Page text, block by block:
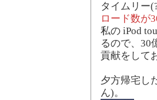
タイムリー
ロード数が
私の iPod
るので、30
貢献をして
夕方帰宅し
ん)。